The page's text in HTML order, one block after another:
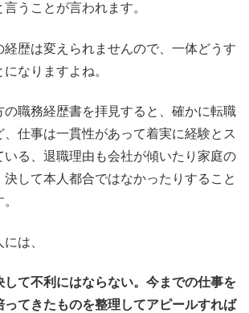
うことが言われます。
経歴は変えられませんので、一体どうす
なりますよね。
の職務経歴書を拝見すると、確かに転職
、仕事は一貫性があって着実に経験とス
いる、退職理由も会社が傾いたり家庭の
して本人都合ではなかったりすること
は、
して不利にはならない。今までの仕事を
ってきたものを整理してアピールすれば